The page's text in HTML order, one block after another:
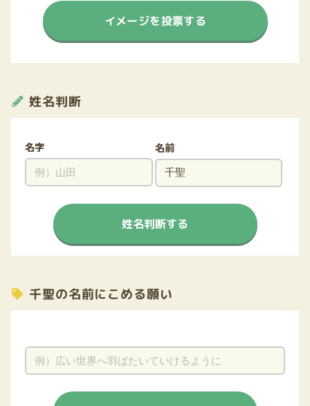
イメージを投票する
姓名判断
名字 名前
姓名判断する
千聖の名前にこめる願い